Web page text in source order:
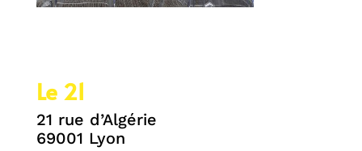
Le 21
21 rue d’Algérie
69001 Lyon